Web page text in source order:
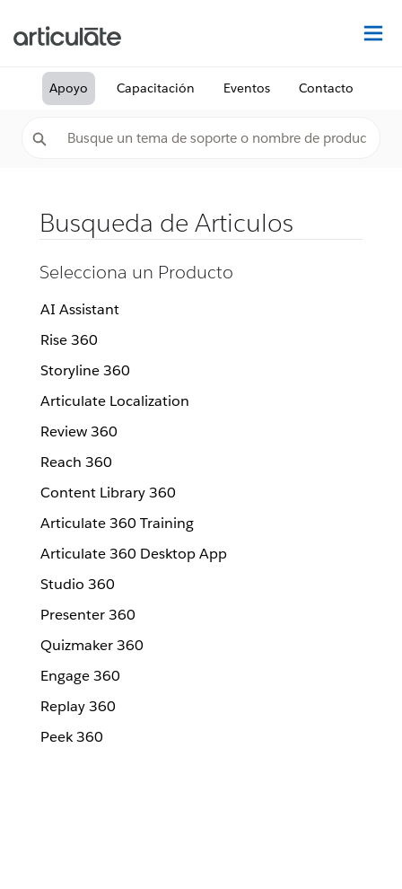
Apoyo Capacitación Eventos Contacto
Busqueda de Articulos
Selecciona un Producto
AI Assistant
Rise 360
Storyline 360
Articulate Localization
Review 360
Reach 360
Content Library 360
Articulate 360 Training
Articulate 360 Desktop App
Studio 360
Presenter 360
Quizmaker 360
Engage 360
Replay 360
Peek 360